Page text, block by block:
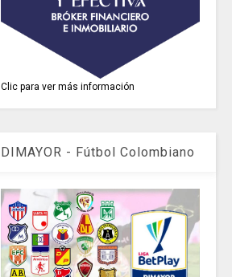
Clic para ver más información
DIMAYOR - Fútbol Colombiano